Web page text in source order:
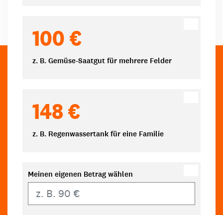
100 €
z. B. Gemüse-Saatgut für mehrere Felder
148 €
z. B. Regenwassertank für eine Familie
Meinen eigenen Betrag wählen